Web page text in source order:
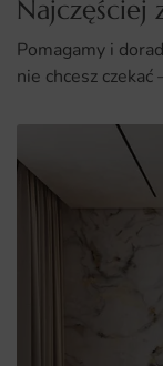
Najczęściej
Pomagamy i
nie chcesz